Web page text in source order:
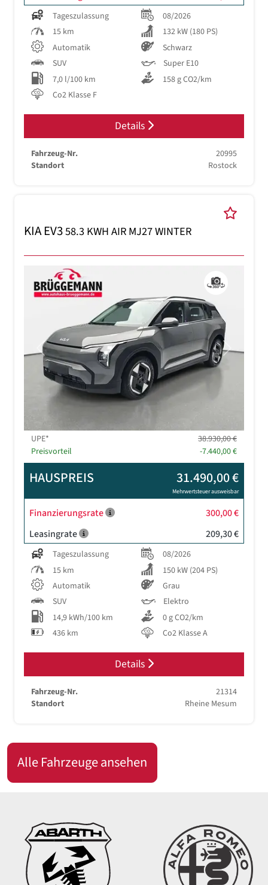
Tageszulassung
08/2026
15 km
132 kW (180 PS)
Automatik
Schwarz
SUV
Super E10
7,0 l/100 km
158 g CO2/km
Co2 Klasse F
Details
Fahrzeug-Nr.
20995
Standort
Rostock
KIA EV358.3 KWH AIR MJ27 WINTER
Previous Next
UPE*
38.930,00 €
Preisvorteil
-7.440,00 €
HAUSPREIS 31.490,00 €
Mehrwertsteuer ausweisbar
Finanzierungsrate
300,00 €
Leasingrate
209,30 €
Tageszulassung
08/2026
15 km
150 kW (204 PS)
Automatik
Grau
SUV
Elektro
14,9 kWh/100 km
0 g CO2/km
436 km
Co2 Klasse A
Details
Fahrzeug-Nr.
21314
Standort
Rheine Mesum
Alle Fahrzeuge ansehen